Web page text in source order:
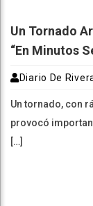
Un Tornado
“En Minutos
Diario De
Un tornado, con
provocó
[…]